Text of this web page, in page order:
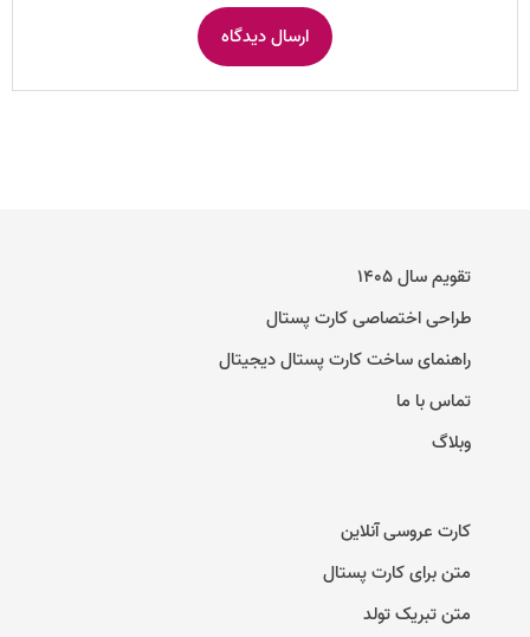
تقویم سال ۱۴۰۵
طراحی اختصاصی کارت پستال
راهنمای ساخت کارت پستال دیجیتال
تماس با ما
وبلاگ
کارت عروسی آنلاین
متن برای کارت پستال
متن تبریک تولد